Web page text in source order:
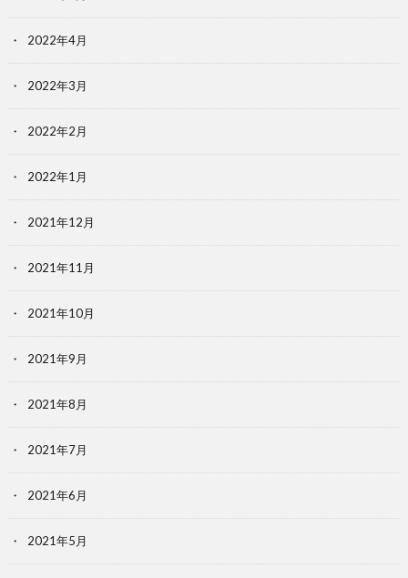
2022年4月
2022年3月
2022年2月
2022年1月
2021年12月
2021年11月
2021年10月
2021年9月
2021年8月
2021年7月
2021年6月
2021年5月